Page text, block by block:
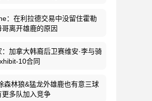
：在利拉德交易中没留住霍勒
离开雄鹿的原因
加拿大韩裔后卫赛维安·李与骑
10合同
森林狼&猛龙外雄鹿也有意三球
更多队加入竞争